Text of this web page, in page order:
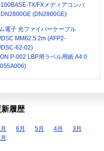
TX/FXメディアコンバ
DN2800GE (DN2800GE)
電子 光ファイバーケーブル
DSC MM62.5 2m (AFP2-
DSC-62-02)
P-002 LBP用ラベル用紙 A4 0
履歴
6月 5月 4月
3月